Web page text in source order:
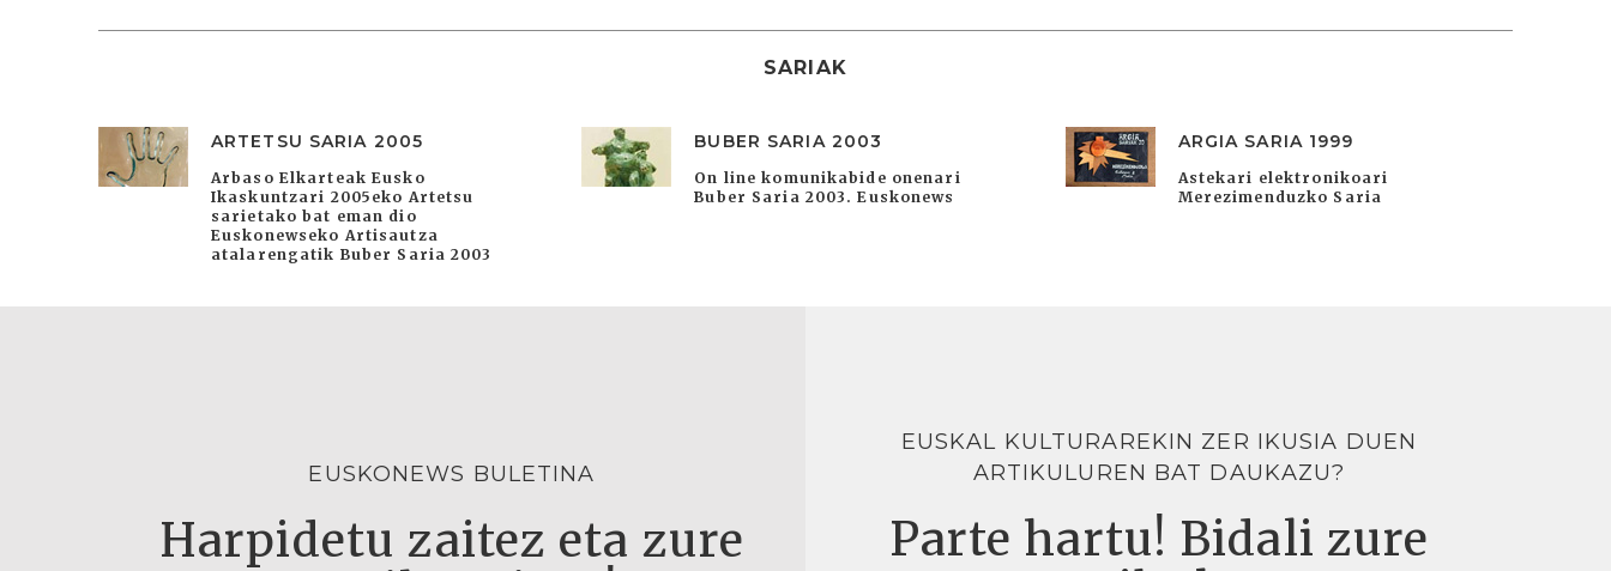
SARIAK
ARTETSU SARIA 2005
Arbaso Elkarteak Eusko
Ikaskuntzari 2005eko Artetsu
sarietako bat eman dio
Euskonewseko Artisautza
atalarengatik Buber Saria 2003
BUBER SARIA 2003
On line komunikabide onenari
Buber Saria 2003. Euskonews
ARGIA SARIA 1999
Astekari elektronikoari
Merezimenduzko Saria
EUSKONEWS BULETINA
Harpidetu zaitez eta zure
EUSKAL KULTURAREKIN ZER IKUSIA DUEN
ARTIKULUREN BAT DAUKAZU?
Parte hartu! Bidali zure